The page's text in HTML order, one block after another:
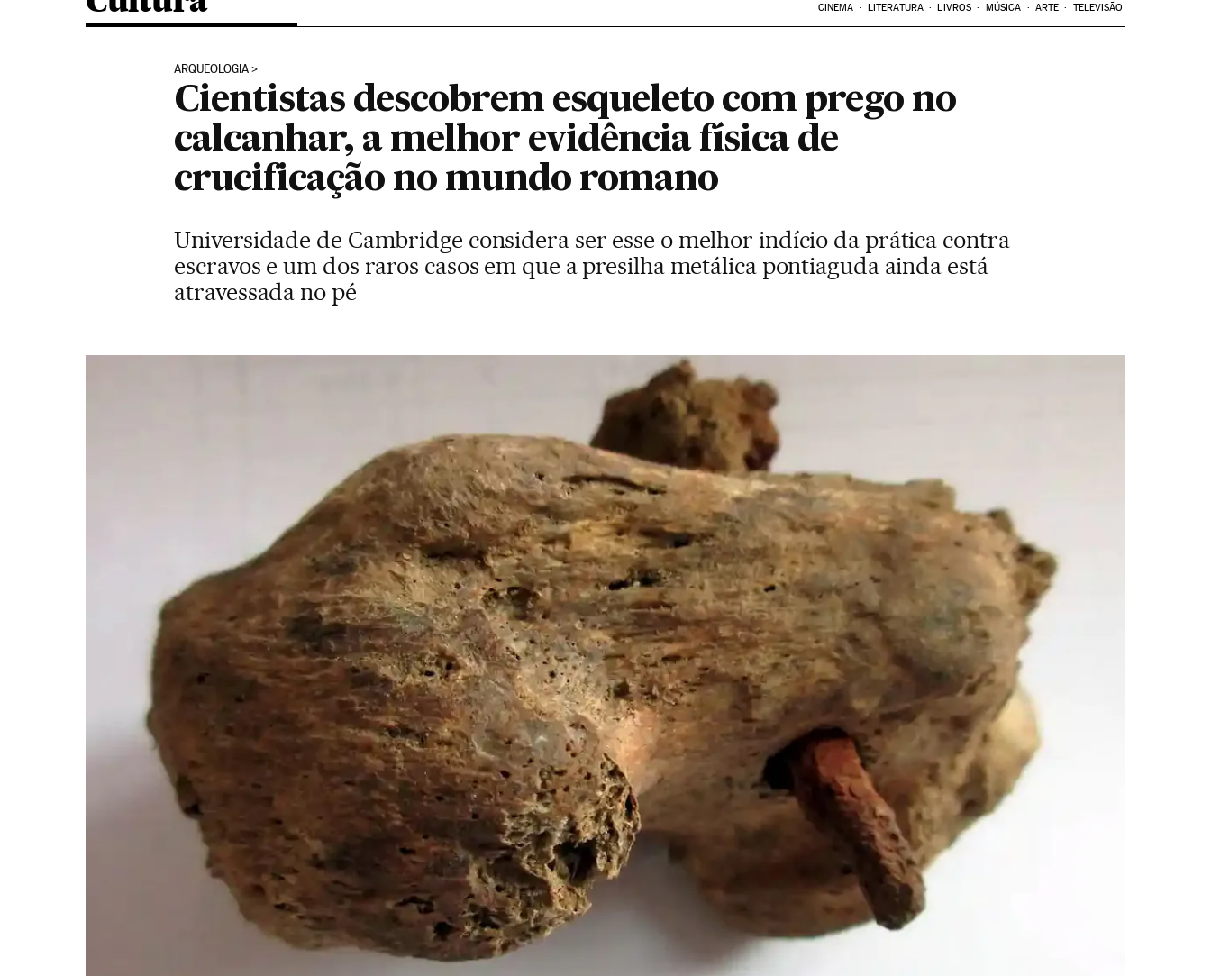
CINEMA LITERATURA LIVROS MÚSICA ARTE TELEVISÃO
ARQUEOLOGIA
Cientistas descobrem esqueleto com prego no
calcanhar, a melhor evidência física de
crucificação no mundo romano
Universidade de Cambridge considera ser esse o melhor indício da prática contra
escravos e um dos raros casos em que a presilha metálica pontiaguda ainda está
atravessada no pé